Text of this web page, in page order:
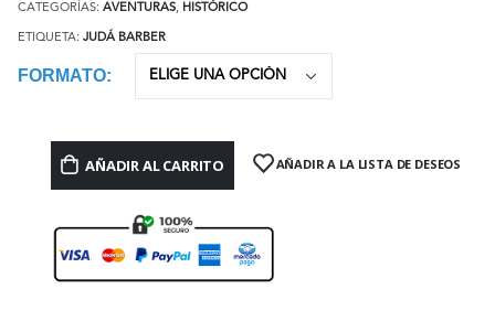
CATEGORÍAS: AVENTURAS, HISTÓRICO
ETIQUETA: JUDÁ BARBER
FORMATO
AÑADIR AL CARRITO AÑADIR A LA LISTA DE DESEOS